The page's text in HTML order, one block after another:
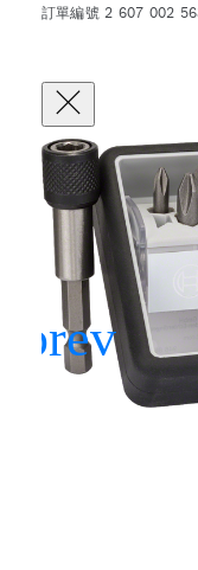
訂單編號 2 607 002